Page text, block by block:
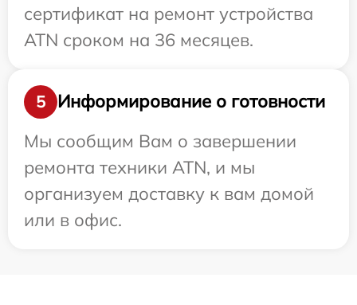
сертификат на ремонт устройства
ATN сроком на 36 месяцев.
5
Информирование о готовности
Мы сообщим Вам о завершении
ремонта техники ATN, и мы
организуем доставку к вам домой
или в офис.